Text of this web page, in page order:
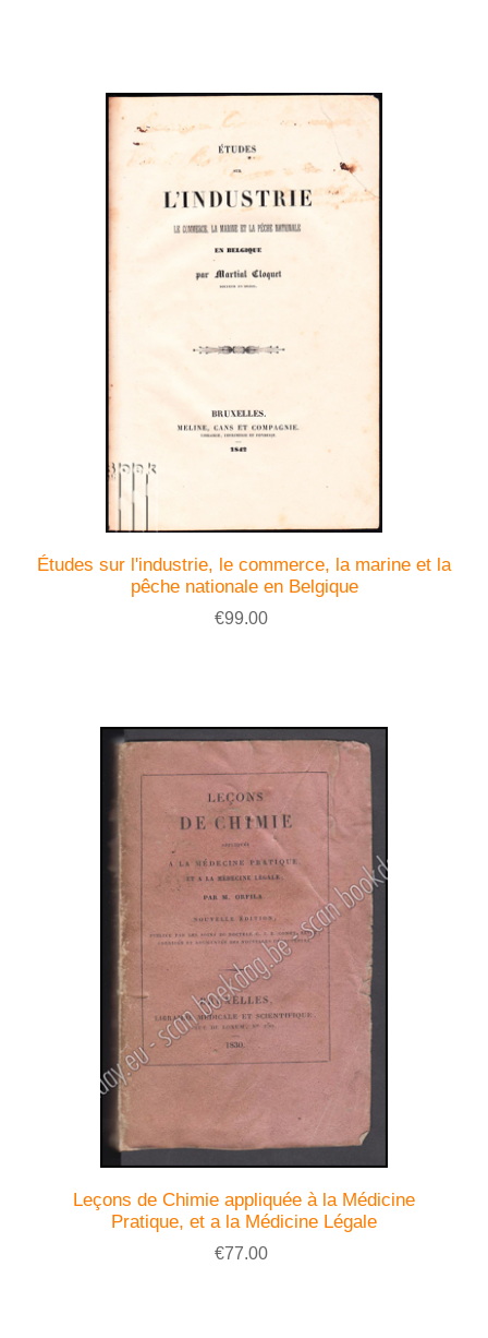
Études sur l'industrie, le commerce, la marine et la
pêche nationale en Belgique
€99.00
Leçons de Chimie appliquée à la Médicine
Pratique, et a la Médicine Légale
€77.00